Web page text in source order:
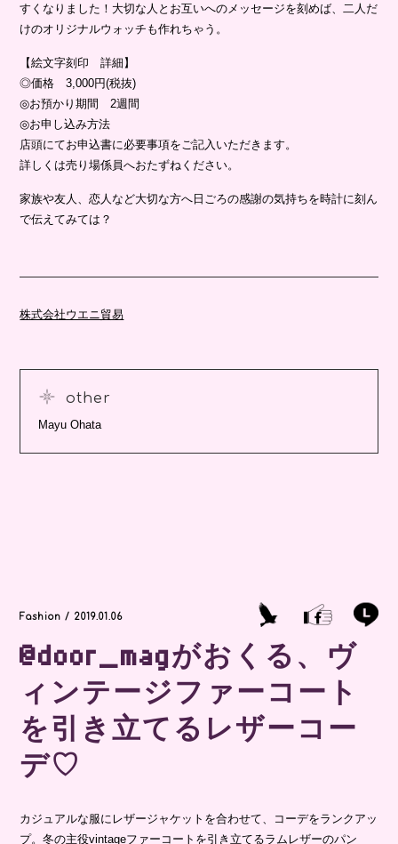
すくなりました！大切な人とお互いへのメッセージを刻めば、二人だ
けのオリジナルウォッチも作れちゃう。
【絵文字刻印 詳細】
◎価格 3,000円(税抜)
◎お預かり期間 2週間
◎お申し込み方法
店頭にてお申込書に必要事項をご記入いただきます。
詳しくは売り場係員へおたずねください。
家族や友人、恋人など大切な方へ日ごろの感謝の気持ちを時計に刻ん
で伝えてみては？
株式会社ウエニ貿易
other
Mayu Ohata
Fashion / 2019.01.06
@door_magがおくる、ヴ
ィンテージファーコート
を引き立てるレザーコー
デ♡
カジュアルな服にレザージャケットを合わせて、コーデをランクアッ
プ。冬の主役vintageファーコートを引き立てるラムレザーのパン